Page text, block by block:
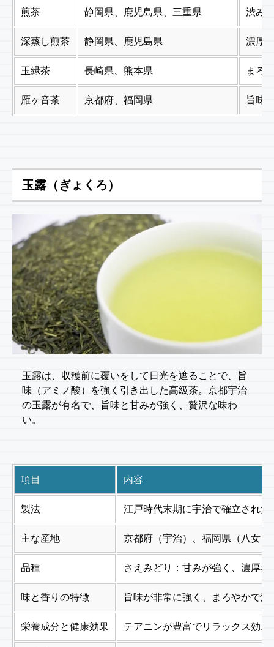
煎茶 静岡県、鹿児島県、三重県 渋み
深蒸し煎茶 静岡県、鹿児島県 濃厚
玉緑茶 長崎県、熊本県 まろ
雁ヶ音茶 京都府、福岡県 旨味
玉露（ぎょくろ）
玉露は、収穫前に覆いをして日光を遮ることで、旨
味（アミノ酸）を強く引き出した高級茶。京都宇治
の玉露が有名で、旨味と甘みが強く、贅沢な味わ
い。
項目 内容
製法 江戸時代末期に宇治で確立され
主な産地 京都府（宇治）、福岡県（八女）
品種 さえみどり：甘みが強く、濃厚
味と香りの特徴 旨味が非常に強く、まろやかで
栄養成分と健康効果 テアニンが豊富でリラックス効